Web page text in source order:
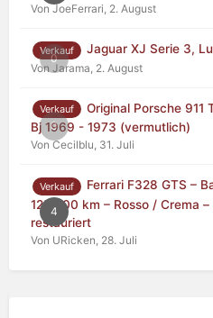
Von JoeFerrari, 2. August
0
Verkauf Jaguar XJ Serie 3,
Von Jarama, 2. August
0
Verkauf
Original Porsche 911
Bj 1969 - 1973 (vermutlich)
Von Cecilblu, 31. Juli
4
Verkauf
Ferrari F328 GTS –
125.000 km – Rosso / Crema
restauriert
Von URicken, 28. Juli